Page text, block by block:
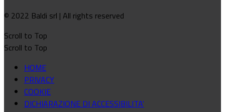
© 2022 Baldi srl | All rights reserved
Scroll to Top
Scroll to Top
HOME
PRIVACY
COOKIE
DICHIARAZIONE DI ACCESSIBILITA'